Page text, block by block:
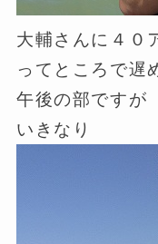
大輔さんに４０
ってところで遅
午後の部ですが
いきなり